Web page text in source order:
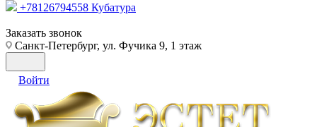
+78126794558 Кубатура
Заказать звонок
Санкт-Петербург, ул. Фучика 9, 1 этаж
Войти